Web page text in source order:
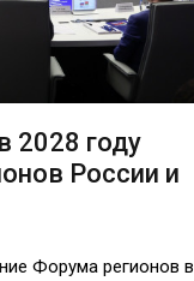
2028 году
России и
Форума регионов в